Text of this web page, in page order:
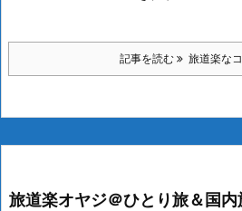
記事を読む 旅道楽な
旅道楽オヤジ＠ひとり旅＆国内